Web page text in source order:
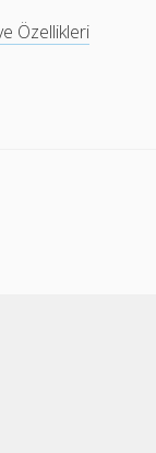
Özellikleri